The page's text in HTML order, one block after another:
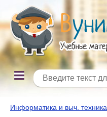
Информатика и выч. техника